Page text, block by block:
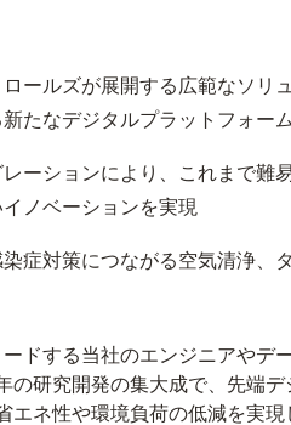
ールズが展開する広範なソリ
たなデジタルプラットフォーム
ーションにより、これまで難
ノベーションを実現
症対策につながる空気清浄、
ドする当社のエンジニアやデ
の研究開発の集大成で、先端
エネ性や環境負荷の低減を実現